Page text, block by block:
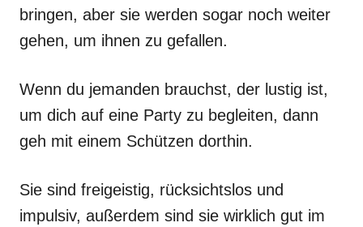
bringen, aber sie werden sogar noch weiter
gehen, um ihnen zu gefallen.
Wenn du jemanden brauchst, der lustig ist,
um dich auf eine Party zu begleiten, dann
geh mit einem Schützen dorthin.
Sie sind freigeistig, rücksichtslos und
impulsiv, außerdem sind sie wirklich gut im